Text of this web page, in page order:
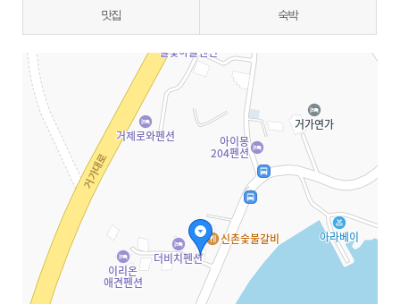
맛집 숙박
지도삽입 (가로100%)